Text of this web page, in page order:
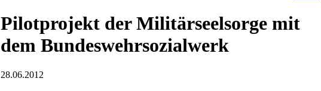
Pilotprojekt der Militärseelsorge mit
dem Bundeswehrsozialwerk
28.06.2012